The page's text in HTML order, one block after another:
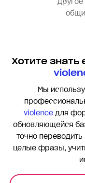
Хотите
Мы
violenceдля
обновляющейся
точно переводить
целые фразы,